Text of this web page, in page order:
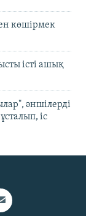
көшірмек
істі ашық
әншілерді
іс